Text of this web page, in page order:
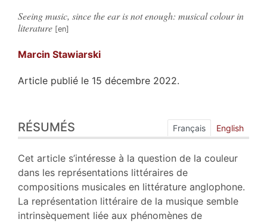
Seeing music, since the ear is not enough: musical colour in
literature
Marcin Stawiarski
Article publié le 15 décembre 2022.
Index
Plan
Texte
Bibliographie
Notes
Citer cet article
Auteur
RÉSUMÉS Français English
Cet article s’intéresse à la question de la couleur
dans les représentations littéraires de
compositions musicales en littérature anglophone.
La représentation littéraire de la musique semble
intrinsèquement liée aux phénomènes de